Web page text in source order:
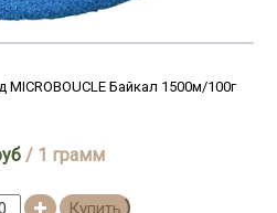
Байкал 1500м/100г
/ 1 грамм